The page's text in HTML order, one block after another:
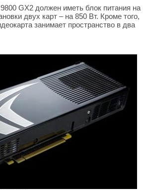
GX2 должен иметь блок питания на
двух карт – на 850 Вт. Кроме того,
занимает пространство в два